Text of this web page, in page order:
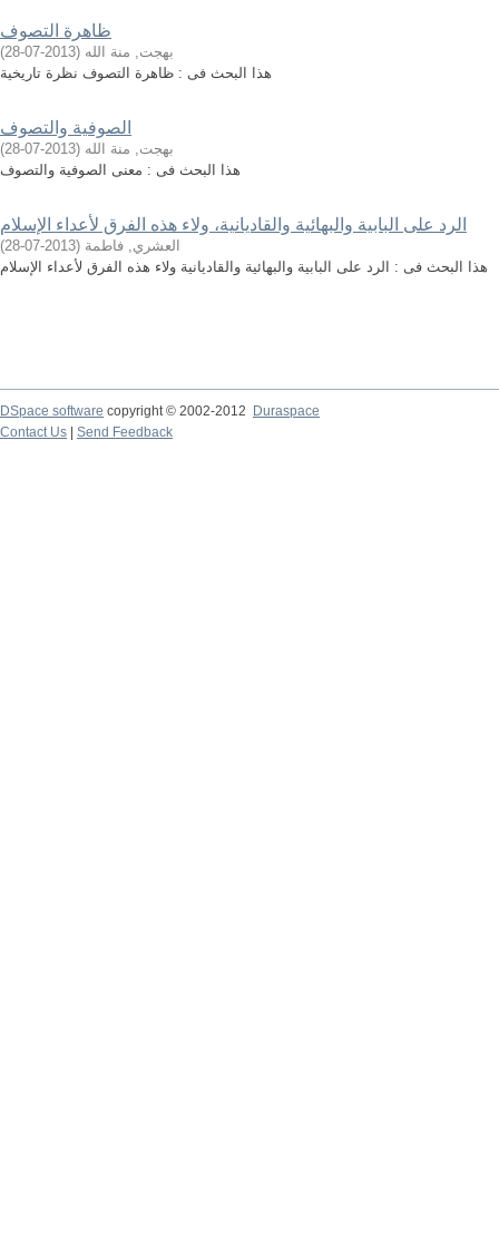
ظاهرة التصوف
بهجت, منة الله (
2013-07-28
)
هذا البحث فى : ظاهرة التصوف نظرة تاريخية
الصوفية والتصوف
بهجت, منة الله (
2013-07-28
)
هذا البحث فى : معنى الصوفية والتصوف
الرد على البابية والبهائية والقاديانية، ولاء هذه الفرق لأعداء الإسلام
العشري, فاطمة (
2013-07-28
)
هذا البحث فى : الرد على البابية والبهائية والقاديانية ولاء هذه الفرق لأعداء الإسلام
DSpace software copyright © 2002-2012
Duraspace
Contact Us
Send Feedback